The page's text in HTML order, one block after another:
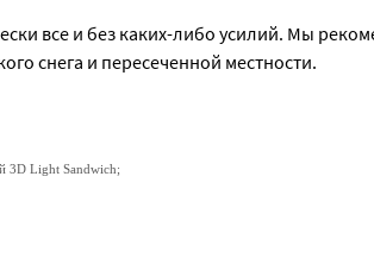
все и без каких-либо усилий. Мы
снега и пересеченной местности.
3D Light Sandwich;